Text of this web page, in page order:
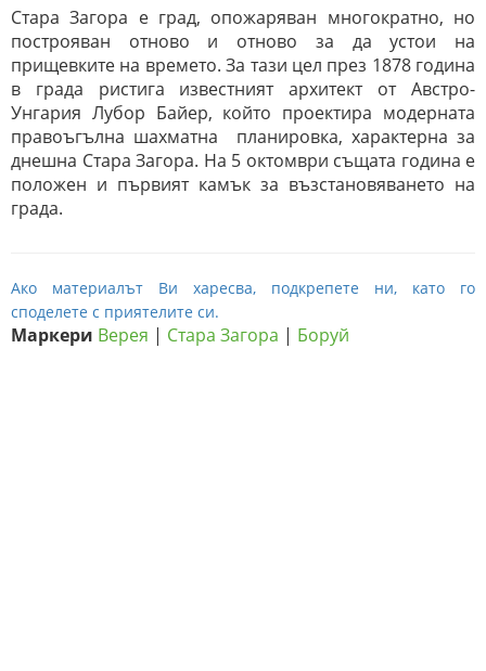
Стара Загора е град, опожаряван многократно, но
построяван отново и отново за да устои на
прищевките на времето. За тази цел през 1878 година
в града ристига известният архитект от Австро-
Унгария Лубор Байер, който проектира модерната
правоъгълна шахматна планировка, характерна за
днешна Стара Загора. На 5 октомври същата година е
положен и първият камък за възстановяването на
града.
Ако материалът Ви харесва, подкрепете ни, като го
споделете с приятелите си.
Маркери Верея | Стара Загора | Боруй